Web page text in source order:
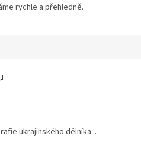
rychle a přehledně.
ukrajinského dělníka...